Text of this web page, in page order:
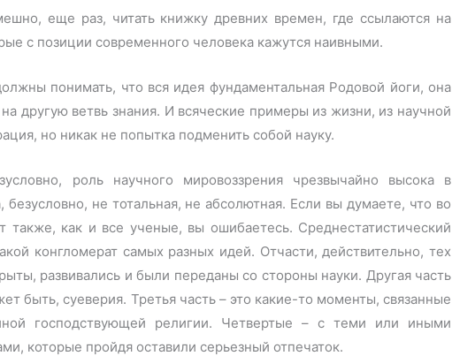
еще раз, читать книжку древних времен, где ссылаются на
с позиции современного человека кажутся наивными.
понимать, что вся идея фундаментальная Родовой йоги, она
другую ветвь знания. И всяческие примеры из жизни, из научной
но никак не попытка подменить собой науку.
роль научного мировоззрения чрезвычайно высока в
не тотальная, не абсолютная. Если вы думаете, что во
как и все ученые, вы ошибаетесь. Среднестатистический
конгломерат самых разных идей. Отчасти, действительно, тех
развивались и были переданы со стороны науки. Другая часть
быть, суеверия. Третья часть – это какие-то моменты, связанные
господствующей религии. Четвертые – с теми или иными
которые пройдя оставили серьезный отпечаток.